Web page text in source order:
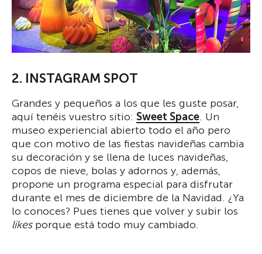
2. INSTAGRAM SPOT
Grandes y pequeños a los que les guste posar,
aquí tenéis vuestro sitio: Sweet Space. Un
museo experiencial abierto todo el año pero
que con motivo de las fiestas navideñas cambia
su decoración y se llena de luces navideñas,
copos de nieve, bolas y adornos y, además,
propone un programa especial para disfrutar
durante el mes de diciembre de la Navidad. ¿Ya
lo conoces? Pues tienes que volver y subir los
likes porque está todo muy cambiado.